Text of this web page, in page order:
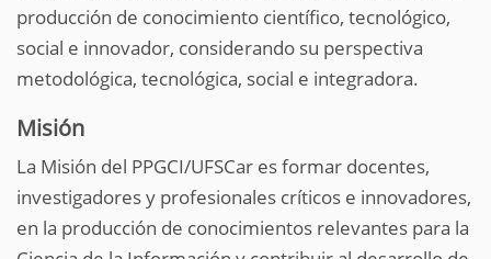
producción de conocimiento científico, tecnológico,
social e innovador, considerando su perspectiva
metodológica, tecnológica, social e integradora.
Misión
La Misión del PPGCI/UFSCar es formar docentes,
investigadores y profesionales críticos e innovadores,
en la producción de conocimientos relevantes para la